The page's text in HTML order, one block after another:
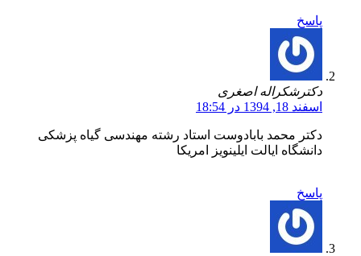
پاسخ
دکترشکراله اصغری
اسفند 18, 1394 در 18:54
دکتر محمد بابادوست استاد رشته مهندسی گیاه پزشکی
دانشگاه ایالت ایلینویز امریکا
پاسخ